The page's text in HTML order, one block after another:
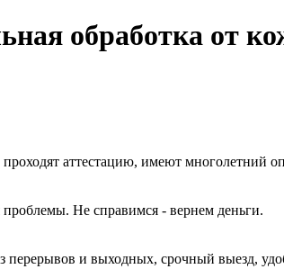
обработка от
аттестацию, имеют многолетний
Не справимся - вернем деньги.
перерывов и выходных, срочный выезд,